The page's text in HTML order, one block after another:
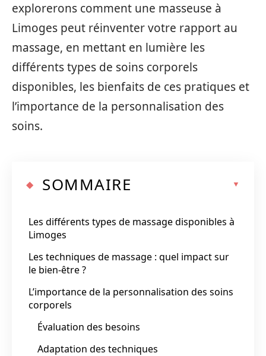
explorerons comment une masseuse à
Limoges peut réinventer votre rapport au
massage, en mettant en lumière les
différents types de soins corporels
disponibles, les bienfaits de ces pratiques et
l’importance de la personnalisation des
soins.
SOMMAIRE
Les différents types de massage disponibles à
Limoges
Les techniques de massage : quel impact sur
le bien-être ?
L’importance de la personnalisation des soins
corporels
Évaluation des besoins
Adaptation des techniques